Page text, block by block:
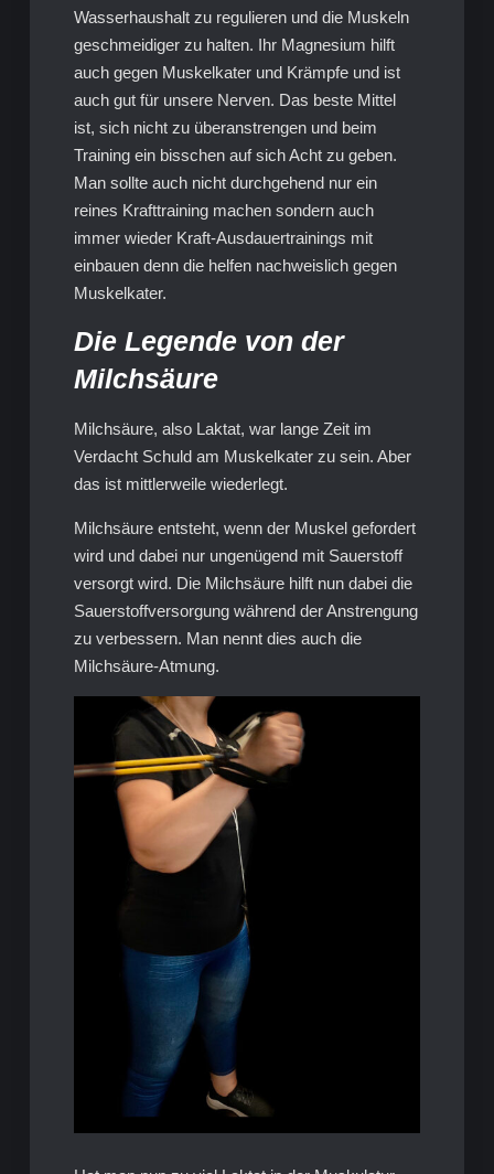
Wasserhaushalt zu regulieren und die Muskeln
geschmeidiger zu halten. Ihr Magnesium hilft
auch gegen Muskelkater und Krämpfe und ist
auch gut für unsere Nerven. Das beste Mittel
ist, sich nicht zu überanstrengen und beim
Training ein bisschen auf sich Acht zu geben.
Man sollte auch nicht durchgehend nur ein
reines Krafttraining machen sondern auch
immer wieder Kraft-Ausdauertrainings mit
einbauen denn die helfen nachweislich gegen
Muskelkater.
Die Legende von der
Milchsäure
Milchsäure, also Laktat, war lange Zeit im
Verdacht Schuld am Muskelkater zu sein. Aber
das ist mittlerweile wiederlegt.
Milchsäure entsteht, wenn der Muskel gefordert
wird und dabei nur ungenügend mit Sauerstoff
versorgt wird. Die Milchsäure hilft nun dabei die
Sauerstoffversorgung während der Anstrengung
zu verbessern. Man nennt dies auch die
Milchsäure-Atmung.